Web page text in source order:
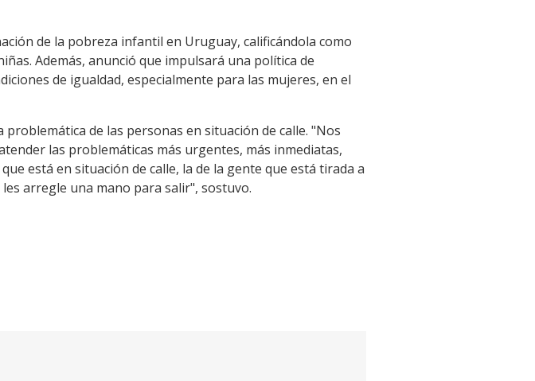
de la pobreza infantil en Uruguay, calificándola como
Además, anunció que impulsará una política de
de igualdad, especialmente para las mujeres, en el
de las personas en situación de calle. "Nos
las problemáticas más urgentes, más inmediatas,
está en situación de calle, la de la gente que está tirada a
arregle una mano para salir", sostuvo.